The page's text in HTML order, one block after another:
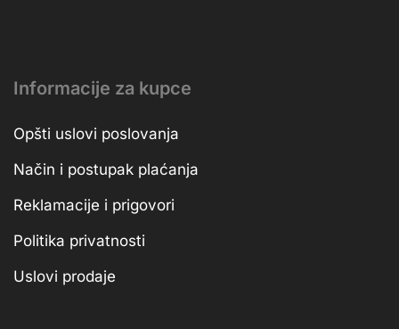
Informacije za kupce
Opšti uslovi poslovanja
Način i postupak plaćanja
Reklamacije i prigovori
Politika privatnosti
Uslovi prodaje